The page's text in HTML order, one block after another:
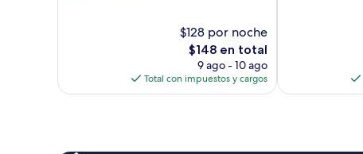
$128 por noche
El
precio
actual
es
$148 en total
9 ago - 10 ago
Total con impuestos y cargos